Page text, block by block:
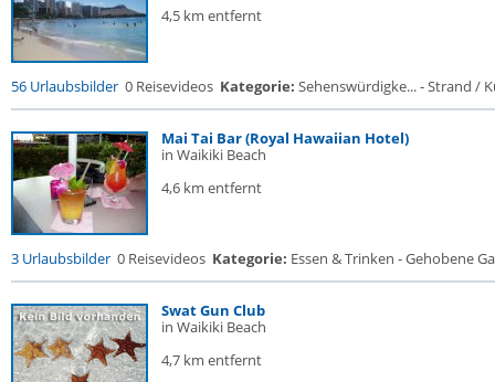
4,5 km entfernt
56 Urlaubsbilder 0 Reisevideos Kategorie: Sehenswürdigke... - Strand /
Mai Tai Bar (Royal Hawaiian Hotel)
in Waikiki Beach
4,6 km entfernt
3 Urlaubsbilder 0 Reisevideos Kategorie: Essen & Trinken - Gehobene
Swat Gun Club
in Waikiki Beach
4,7 km entfernt